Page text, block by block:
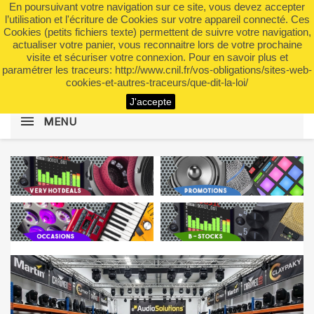
En poursuivant votre navigation sur ce site, vous devez accepter
l’utilisation et l'écriture de Cookies sur votre appareil connecté. Ces
Cookies (petits fichiers texte) permettent de suivre votre navigation,
actualiser votre panier, vous reconnaitre lors de votre prochaine
visite et sécuriser votre connexion. Pour en savoir plus et
paramétrer les traceurs: http://www.cnil.fr/vos-obligations/sites-web-
cookies-et-autres-traceurs/que-dit-la-loi/
J'accepte
 shopping_cart (0)

search
MENU